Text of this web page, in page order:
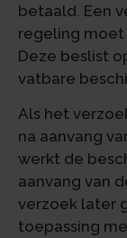
betaald. Een
regeling moet
Deze beslist
vatbare
Als het
na aanvang
werkt de
aanvang van
verzoek later
toepassing